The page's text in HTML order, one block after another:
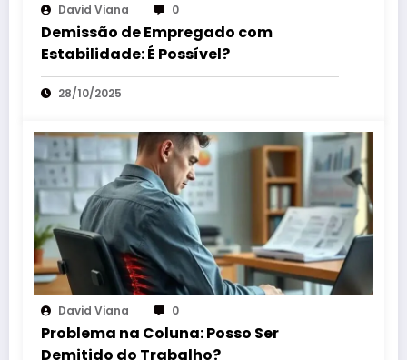
David Viana 0
Demissão de Empregado com
Estabilidade: É Possível?
28/10/2025
David Viana 0
Problema na Coluna: Posso Ser
Demitido do Trabalho?